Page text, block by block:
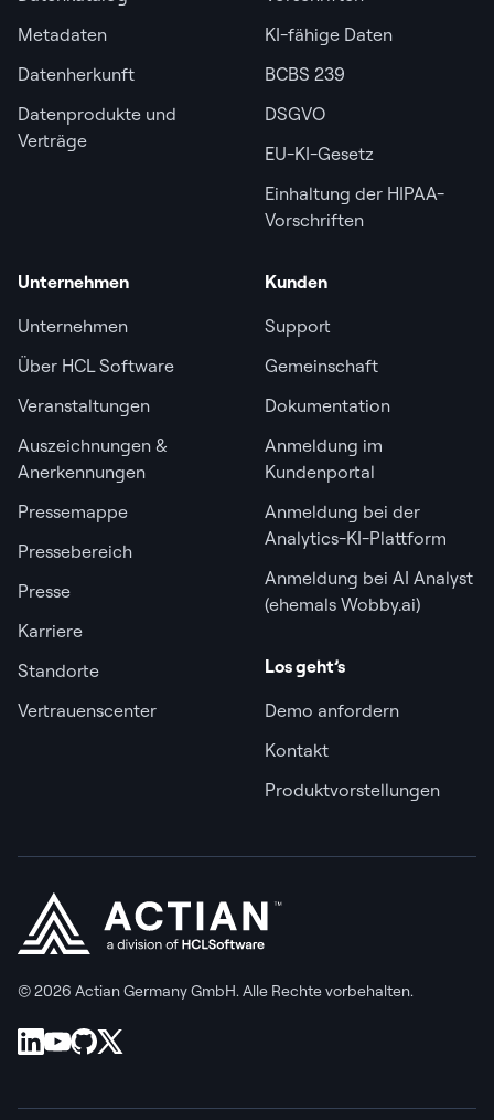
Metadaten
Datenherkunft
Datenprodukte und
Verträge
KI-fähige Daten
BCBS 239
DSGVO
EU-KI-Gesetz
Einhaltung der HIPAA-
Vorschriften
Unternehmen
Unternehmen
Über HCL Software
Veranstaltungen
Auszeichnungen &
Anerkennungen
Pressemappe
Pressebereich
Presse
Karriere
Standorte
Vertrauenscenter
Kunden
Support
Gemeinschaft
Dokumentation
Anmeldung im
Kundenportal
Anmeldung bei der
Analytics-KI-Plattform
Anmeldung bei AI Analyst
(ehemals Wobby.ai)
Los geht’s
Demo anfordern
Kontakt
Produktvorstellungen
© 2026 Actian Germany GmbH. Alle Rechte vorbehalten.